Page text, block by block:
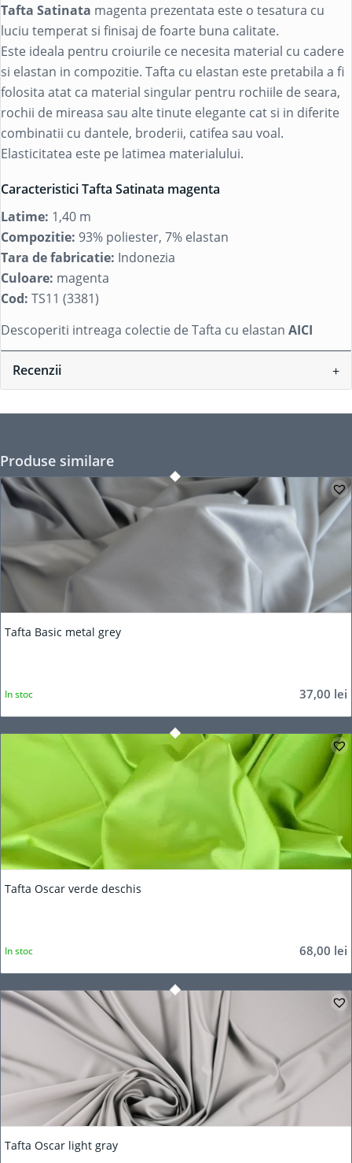
Tafta Satinata magenta prezentata este o tesatura cu
luciu temperat si finisaj de foarte buna calitate.
Este ideala pentru croiurile ce necesita material cu cadere
si elastan in compozitie. Tafta cu elastan este pretabila a fi
folosita atat ca material singular pentru rochiile de seara,
rochii de mireasa sau alte tinute elegante cat si in diferite
combinatii cu dantele, broderii, catifea sau voal.
Elasticitatea este pe latimea materialului.
Caracteristici Tafta Satinata magenta
Latime: 1,40 m
Compozitie: 93% poliester, 7% elastan
Tara de fabricatie: Indonezia
Culoare: magenta
Cod: TS11 (3381)
Descoperiti intreaga colectie de Tafta cu elastan AICI
Recenzii
Produse similare
Tafta Basic metal grey
37,00 lei
In stoc
Tafta Oscar verde deschis
68,00 lei
In stoc
Tafta Oscar light gray